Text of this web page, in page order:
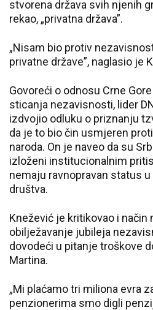
stvorena država svih njenih
rekao, „privatna država”.
„Nisam bio protiv
privatne države”, naglasio je
Govoreći o odnosu Crne
sticanja nezavisnosti, lider
izdvojio odluku o priznanju
da je to bio čin usmjeren
naroda. On je naveo da su
izloženi institucionalnim
nemaju ravnopravan status
društva.
Knežević je kritikovao i način
obilježavanje jubileja
dovodeći u pitanje troškove
Martina.
„Mi plaćamo tri miliona evra
penzionerima smo digli